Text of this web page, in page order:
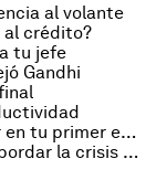
al volante
al crédito?
tu jefe
Gandhi
Cuatro cosas que deberías preguntar en tu primer empleo
¿Cómo deben los líderes de Europa abordar la crisis de los refugiados?